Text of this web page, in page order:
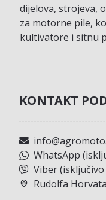
dijelova, strojeva,
za motorne pile,
kultivatore i sitnu
KONTAKT
WhatsApp
Viber
Rudolfa